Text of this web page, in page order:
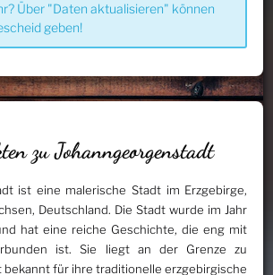
Über "Daten aktualisieren" können
geben!
zu Johanngeorgenstadt
ist eine malerische Stadt im Erzgebirge,
Deutschland. Die Stadt wurde im Jahr
hat eine reiche Geschichte, die eng mit
ist. Sie liegt an der Grenze zu
bekannt für ihre traditionelle erzgebirgische